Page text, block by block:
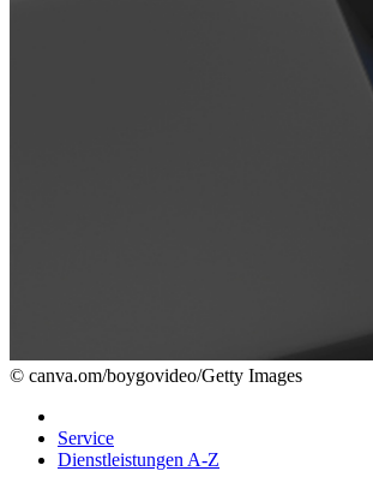
© canva.om/boygovideo/Getty Images
Service
Dienstleistungen A-Z